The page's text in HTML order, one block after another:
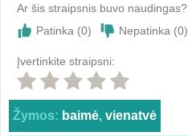
Ar šis straipsnis buvo naudingas?
Patinka (0) Nepatinka (0)
Įvertinkite straipsni:
Žymos: baimė, vienatvė